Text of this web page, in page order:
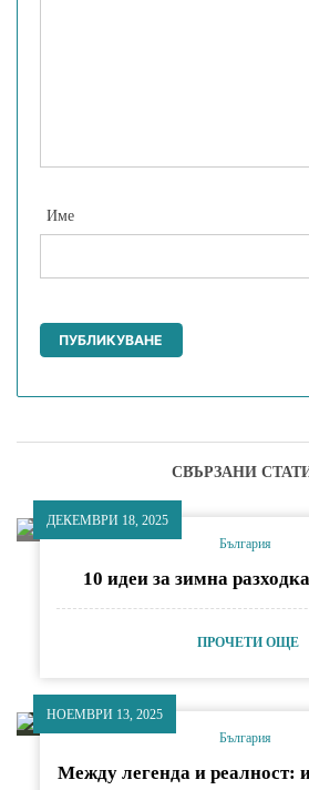
Име
СВЪРЗАНИ
ДЕКЕМВРИ 18, 2025
България
10 идеи за зимна
ПРОЧЕТИ ОЩЕ
НОЕМВРИ 13, 2025
България
Между легенда и реалност: